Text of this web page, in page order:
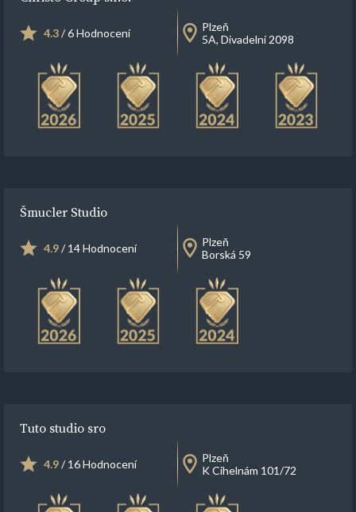
4.3/ 6 Hodnocení
Plzeň
5A, Divadelní 2098
Šmucler Studio
4.9/ 14 Hodnocení
Plzeň
Borská 59
Tuto studio sro
4.9/ 16 Hodnocení
Plzeň
K Cihelnám 101/72